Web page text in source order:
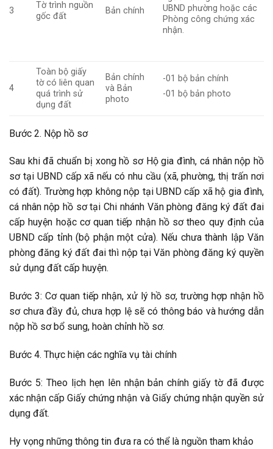
3
Tờ trình nguồn
gốc đất
Bản chính
UBND phường hoặc các
Phòng công chứng xác
nhận.
4
Toàn bộ giấy
tờ có liên quan
quá trình sử
dụng đất
Bản chính
và Bản
photo
-01 bộ bản chính
-01 bộ bản photo
Bước 2. Nộp hồ sơ
Sau khi đã chuẩn bị xong hồ sơ Hộ gia đình, cá nhân nộp hồ
sơ tại UBND cấp xã nếu có nhu cầu (xã, phường, thị trấn nơi
có đất). Trường hợp không nộp tại UBND cấp xã hộ gia đình,
cá nhân nộp hồ sơ tại Chi nhánh Văn phòng đăng ký đất đai
cấp huyện hoặc cơ quan tiếp nhận hồ sơ theo quy định của
UBND cấp tỉnh (bộ phận một cửa). Nếu chưa thành lập Văn
phòng đăng ký đất đai thì nộp tại Văn phòng đăng ký quyền
sử dụng đất cấp huyện.
Bước 3: Cơ quan tiếp nhận, xử lý hồ sơ, trường hợp nhận hồ
sơ chưa đầy đủ, chưa hợp lệ sẽ có thông báo và hướng dẫn
nộp hồ sơ bổ sung, hoàn chỉnh hồ sơ.
Bước 4. Thực hiện các nghĩa vụ tài chính
Bước 5: Theo lịch hẹn lên nhận bản chính giấy tờ đã được
xác nhận cấp Giấy chứng nhận và Giấy chứng nhận quyền sử
dụng đất.
Hy vọng những thông tin đưa ra có thể là nguồn tham khảo